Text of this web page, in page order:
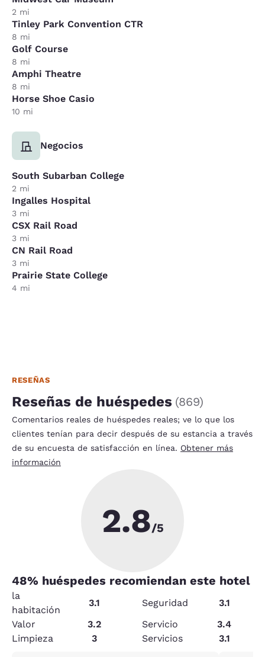
2 mi
Tinley Park Convention CTR
8 mi
Golf Course
8 mi
Amphi Theatre
8 mi
Horse Shoe Casio
10 mi
Negocios
South Subarban College
2 mi
Ingalles Hospital
3 mi
CSX Rail Road
3 mi
CN Rail Road
3 mi
Prairie State College
4 mi
RESEÑAS
Reseñas de huéspedes (869)
Comentarios reales de huéspedes reales; ve lo que los
clientes tenían para decir después de su estancia a través
de su encuesta de satisfacción en línea. Obtener más
información
2.8/5
48% huéspedes recomiendan este hotel
la
habitación
3.1 Seguridad
3.1
Valor
3.2 Servicio
3.4
Limpieza
3 Servicios 3.1